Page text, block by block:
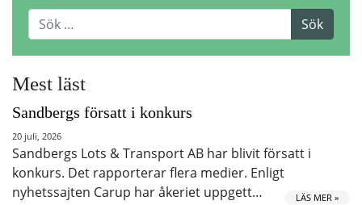
Mest läst
Sandbergs försatt i konkurs
20 juli, 2026
Sandbergs Lots & Transport AB har blivit försatt i
konkurs. Det rapporterar flera medier. Enligt
nyhetssajten Carup har åkeriet uppgett…
LÄS MER »